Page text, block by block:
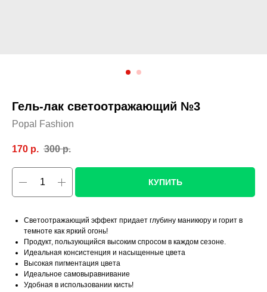
Гель-лак светоотражающий №3
Popal Fashion
170 р. 300 р.
КУПИТЬ
Светоотражающий эффект придает глубину маникюру и горит в
темноте как яркий огонь!
Продукт, пользующийся высоким спросом в каждом сезоне.
Идеальная консистенция и насыщенные цвета
Высокая пигментация цвета
Идеальное самовыравнивание
Удобная в использовании кисть!